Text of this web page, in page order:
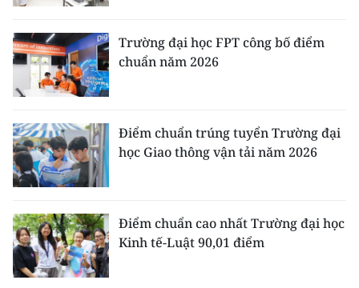
Trường đại học FPT công bố điểm
chuẩn năm 2026
Điểm chuẩn trúng tuyển Trường đại
học Giao thông vận tải năm 2026
Điểm chuẩn cao nhất Trường đại học
Kinh tế-Luật 90,01 điểm